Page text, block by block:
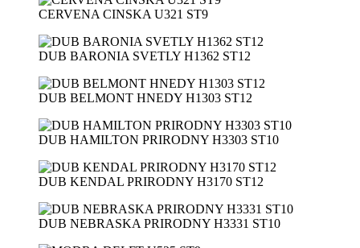
CERVENA CINSKA U321 ST9
DUB BARONIA SVETLY H1362 ST12
DUB BELMONT HNEDY H1303 ST12
DUB HAMILTON PRIRODNY H3303 ST10
DUB KENDAL PRIRODNY H3170 ST12
DUB NEBRASKA PRIRODNY H3331 ST10